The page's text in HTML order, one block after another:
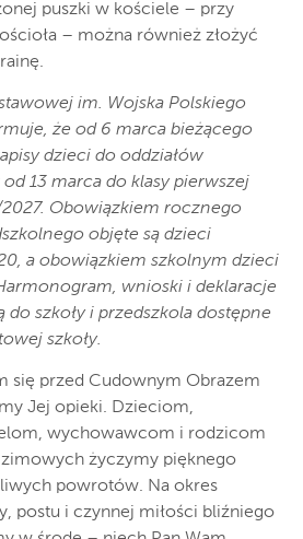
puszki w kościele – przy
– można również złożyć
im. Wojska Polskiego
że od 6 marca bieżącego
dzieci do oddziałów
13 marca do klasy pierwszej
Obowiązkiem rocznego
objęte są dzieci
a obowiązkiem szkolnym dzieci
wnioski i deklaracje
do szkoły i przedszkola dostępne
szkoły.
się przed Cudownym Obrazem
Jej opieki. Dzieciom,
wychowawcom i rodzicom
życzymy pięknego
powrotów. Na okres
postu i czynnej miłości bliźniego